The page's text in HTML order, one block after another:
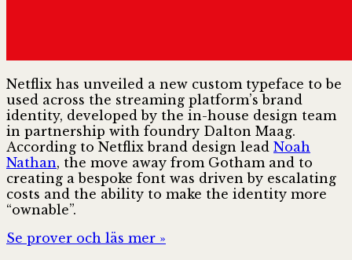
Netflix has unveiled a new custom typeface to be
used across the streaming platform’s brand
identity, developed by the in-house design team
in partnership with foundry Dalton Maag.
According to Netflix brand design lead Noah
Nathan, the move away from Gotham and to
creating a bespoke font was driven by escalating
costs and the ability to make the identity more
“ownable”.
Se prover och läs mer »